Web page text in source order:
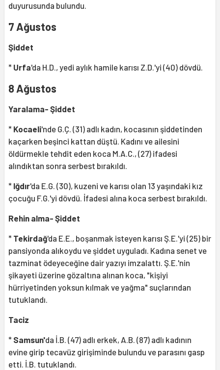
duyurusunda bulundu.
7 Ağustos
Şiddet
* Urfa'da H.D., yedi aylık hamile karısı Z.D.'yi (40) dövdü.
8 Ağustos
Yaralama- Şiddet
* Kocaeli'nde G.Ç. (31) adlı kadın, kocasının şiddetinden
kaçarken beşinci kattan düştü. Kadını ve ailesini
öldürmekle tehdit eden koca M.A.C., (27) ifadesi
alındıktan sonra serbest bırakıldı.
* Iğdır'da E.G. (30), kuzeni ve karısı olan 13 yaşındaki kız
çocuğu F.G.'yi dövdü. İfadesi alına koca serbest bırakıldı.
Rehin alma- Şiddet
* Tekirdağ'da E.E., boşanmak isteyen karısı Ş.E.'yi (25) bir
pansiyonda alıkoydu ve şiddet uyguladı. Kadına senet ve
tazminat ödeyeceğine dair yazıyı imzalattı. Ş.E.'nin
şikayeti üzerine gözaltına alınan koca, "kişiyi
hürriyetinden yoksun kılmak ve yağma" suçlarından
tutuklandı.
Taciz
* Samsun'da İ.B. (47) adlı erkek, A.B. (87) adlı kadının
evine girip tecavüz girişiminde bulundu ve parasını gasp
etti. İ.B. tutuklandı.